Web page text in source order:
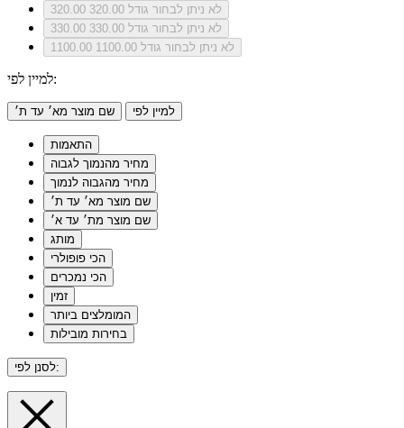
320.00
לא ניתן לבחור גודל 320.00
330.00
לא ניתן לבחור גודל 330.00
1100.00
לא ניתן לבחור גודל 1100.00
למיין לפי:
שם מוצר מא׳ עד ת׳ למיין לפי
התאמות
מחיר מהנמוך לגבוה
מחיר מהגבוה לנמוך
שם מוצר מא׳ עד ת׳
שם מוצר מת׳ עד א׳
מותג
הכי פופולרי
הכי נמכרים
זמין
המומלצים ביותר
בחירות מובילות
לסנן לפי: